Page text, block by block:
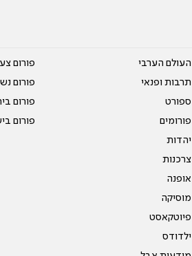
העולם הערבי
תרבות ופנאי
ספורט
פורומים
יהדות
צרכנות
אופנה
מוסיקה
פיוטקאסט
ילדודס
פורום
פורום
פורום
פורום